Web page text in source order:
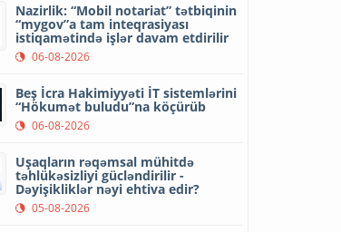
Nazirlik: “Mobil notariat” tətbiqinin
“mygov”a tam inteqrasiyası
istiqamətində işlər davam etdirilir
06-08-2026
Beş İcra Hakimiyyəti İT sistemlərini
“Hökumət buludu”na köçürüb
06-08-2026
Uşaqların rəqəmsal mühitdə
təhlükəsizliyi gücləndirilir -
Dəyişikliklər nəyi ehtiva edir?
05-08-2026